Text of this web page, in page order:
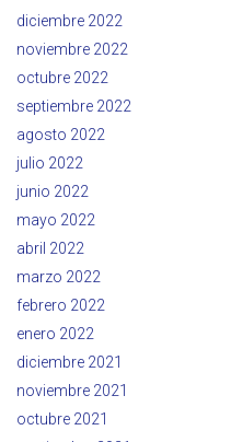
diciembre 2022
noviembre 2022
octubre 2022
septiembre 2022
agosto 2022
julio 2022
junio 2022
mayo 2022
abril 2022
marzo 2022
febrero 2022
enero 2022
diciembre 2021
noviembre 2021
octubre 2021